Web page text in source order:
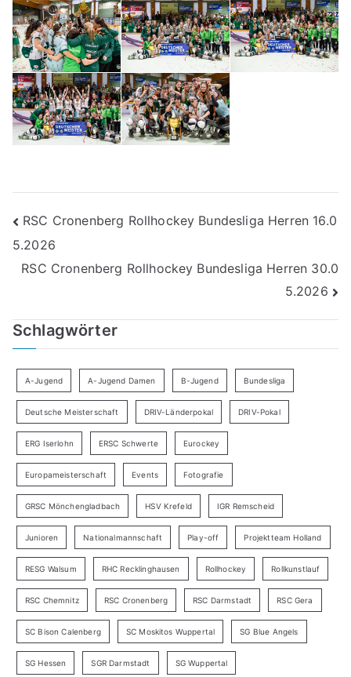
Beitragsnavigation
RSC Cronenberg Rollhockey Bundesliga Herren 16.0
5.2026
RSC Cronenberg Rollhockey Bundesliga Herren 30.0
5.2026
Schlagwörter
A-Jugend A-Jugend Damen B-Jugend Bundesliga
Deutsche Meisterschaft DRIV-Länderpokal DRIV-Pokal
ERG Iserlohn ERSC Schwerte Eurockey
Europameisterschaft Events Fotografie
GRSC Mönchengladbach HSV Krefeld IGR Remscheid
Junioren Nationalmannschaft Play-off Projektteam Holland
RESG Walsum RHC Recklinghausen Rollhockey Rollkunstlauf
RSC Chemnitz RSC Cronenberg RSC Darmstadt RSC Gera
SC Bison Calenberg SC Moskitos Wuppertal SG Blue Angels
SG Hessen SGR Darmstadt SG Wuppertal